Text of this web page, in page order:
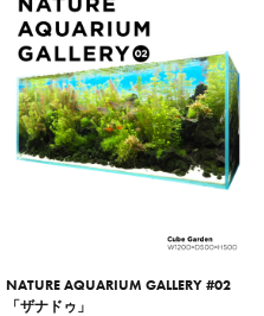
NATURE AQUARIUM GALLERY #02
「ザナドゥ」